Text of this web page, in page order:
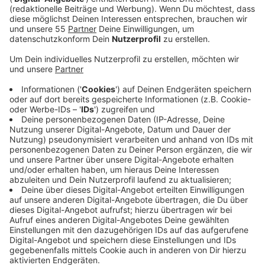
und bundesweit auf Rang 55 unter rund 11.000
Städten und Gemeinden. Die Forscher sehen hier
eine besonders gute Versorgung bei wichtigen
Angeboten des Alltags. Aber auch Kevelaer und
Emmerich profitieren von guter Infrastruktur und
der relativen Nähe zu größeren Städten.
Die Forscher sagen: Gerade dicht besiedelte
Regionen haben Vorteile, weil viele Angebote nah
beieinander liegen und schnell erreichbar sind. Das
sei in Nordrhein-Westfalen besonders häufig der
Fall. Mehr als jede zweite Kommune im Land
erreicht deshalb die Bestnote „sehr gut“.
Ministerpräsident Hendrik Wüst spricht übrigens
von einem gemeinsamen Erfolg von Kommunen,
Schulen, Gesundheitswesen und Nahverkehr.
Veröffentlicht:Donnerstag, 28.05.2026 12:04